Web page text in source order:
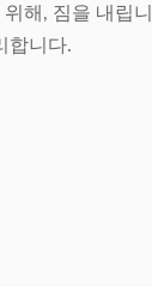
해, 짐을 내립
합니다.